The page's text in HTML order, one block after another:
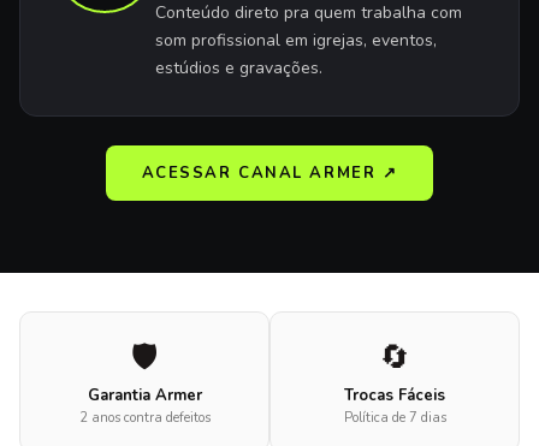
Conteúdo direto pra quem trabalha com
som profissional em igrejas, eventos,
estúdios e gravações.
ACESSAR CANAL ARMER ↗
🛡️
Garantia Armer
2 anos contra defeitos
🔄
Trocas Fáceis
Política de 7 dias